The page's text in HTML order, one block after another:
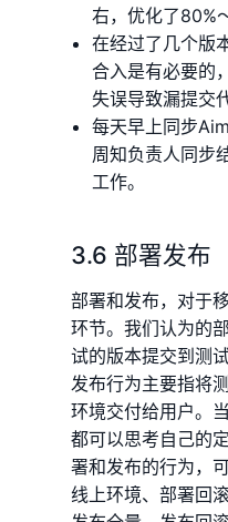
右，优化了80%
在经过了几个版
合入是有必要的
失误导致漏提交
每天早上同步
周知负责人同步
工作。
3.6 部署发布
部署和发布，对于
环节。我们认为的
试的版本提交到测
发布行为主要指将
环境交付给用户。
都可以思考自己的
署和发布的行为，
线上环境、部署回